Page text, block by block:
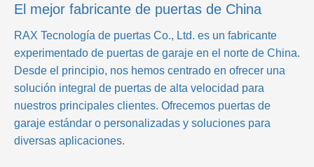
El mejor fabricante de puertas de China
RAX Tecnología de puertas Co., Ltd. es un fabricante
experimentado de puertas de garaje en el norte de China.
Desde el principio, nos hemos centrado en ofrecer una
solución integral de puertas de alta velocidad para
nuestros principales clientes. Ofrecemos puertas de
garaje estándar o personalizadas y soluciones para
diversas aplicaciones.